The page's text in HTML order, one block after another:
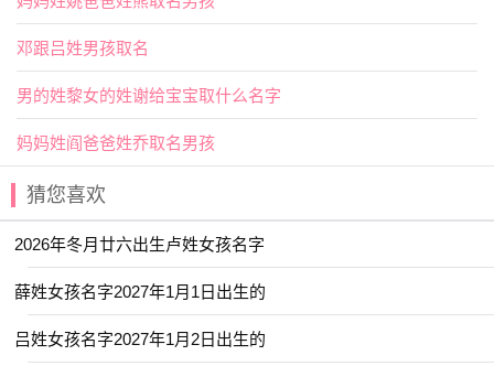
2026年九月初三出生石姓男孩名字
怎么取好名字推荐
【翊冬】 【煦晨】 【承显】 【云易】
【炯丞】 【翊金】 【翊佐】 【齐杨】
【梓乔】 【远之】 【昱祺】 【翊晗】
【斯咏】 【铭恩】 【居易】 【崇善】
【源皓】 【崇宁】 【深华】 【知勇】
【知遥】 【少禹】 【思澈】 【深星】
【晗尹】 【于渊】 【宸知】 【灵杰】
邓跟吕姓男孩取名
男的姓黎女的姓谢给宝宝取什么名字
妈妈姓阎爸爸姓乔取名男孩
猜您喜欢
2026年冬月廿六出生卢姓女孩名字
薛姓女孩名字2027年1月1日出生的
吕姓女孩名字2027年1月2日出生的